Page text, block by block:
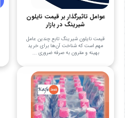
عوامل تاثیرگذار بر قیمت نایلون
شیرینگ در بازار
قیمت نایلون شیرینگ تابع چندین عامل
مهم است که شناخت آن‌ها برای خرید
بهینه و مقرون به صرفه ضروری ...